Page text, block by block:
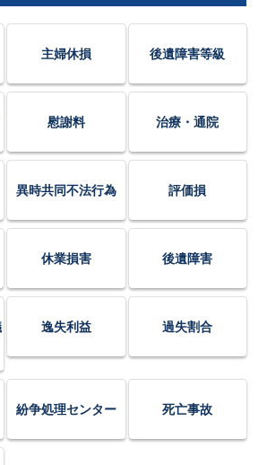
主婦休損 後遺障害等級
慰謝料 治療・通院
異時共同不法行為 評価損
休業損害 後遺障害
逸失利益 過失割合
紛争処理センター 死亡事故